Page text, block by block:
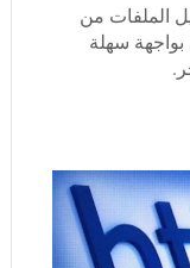
الملفات من
بواجهة سهلة